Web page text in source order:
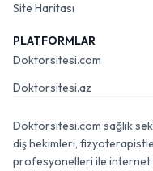
Site Haritası
PLATFORMLAR
Doktorsitesi.com
Doktorsitesi.az
Doktorsitesi.com sağlık
diş hekimleri,
profesyonelleri ile internet